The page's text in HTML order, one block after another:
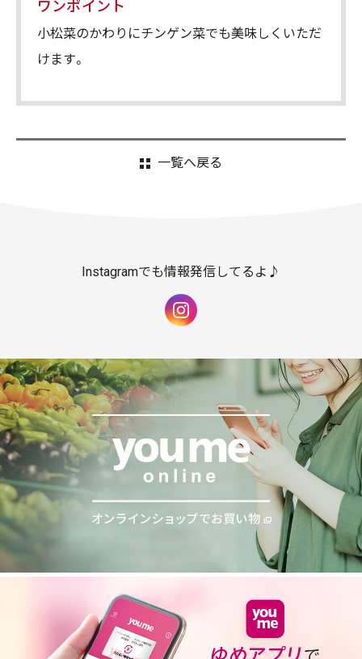
ワンポイント
小松菜のかわりにチンゲン菜でも美味しくいただ
けます。
一覧へ戻る
Instagramでも情報発信してるよ♪